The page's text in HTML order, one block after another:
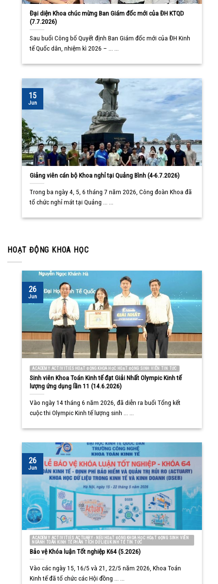
Đại diện Khoa chúc mừng Ban Giám đốc mới của ĐH KTQD
(7.7.2026)
Sau buổi Công bố Quyết định Ban Giám đốc mới của ĐH Kinh
tế Quốc dân, nhiệm kì 2026 – ... ...
Giảng viên cán bộ Khoa nghỉ tại Quảng Bình (4-6.7.2026)
Trong ba ngày 4, 5, 6 tháng 7 năm 2026, Công đoàn Khoa đã
tổ chức nghỉ mát tại Quảng ... ...
15
Jun
HOẠT ĐỘNG KHOA HỌC
ACADEMY ACTIVITIES HOẠT ĐỘNG KHOA HỌC HOẠT ĐỘNG SINH VIÊN TIN TỨC
Sinh viên Khoa Toán Kinh tế đạt Giải Nhất Olympic Kinh tế
lượng ứng dụng lần 11 (14.6.2026)
Vào ngày 14 tháng 6 năm 2026, đã diễn ra buổi Tổng kết
cuộc thi Olympic Kinh tế lượng sinh ... ...
26
Jun
ACADEMY ACTIVITIES ACTUARY - NEU HOẠT ĐỘNG KHOA HỌC HOẠT ĐỘNG SINH VIÊN
NGÀNH TOÁN KINH TẾ PHÂN TÍCH DỮ LIỆU KINH TẾ TIN TỨC
Bảo vệ Khóa luận Tốt nghiệp K64 (5.2026)
Vào các ngày 15, 16/5 và 21, 22/5 năm 2026, Khoa Toán
Kinh tế đã tổ chức các Hội đồng ... ...
26
Jun